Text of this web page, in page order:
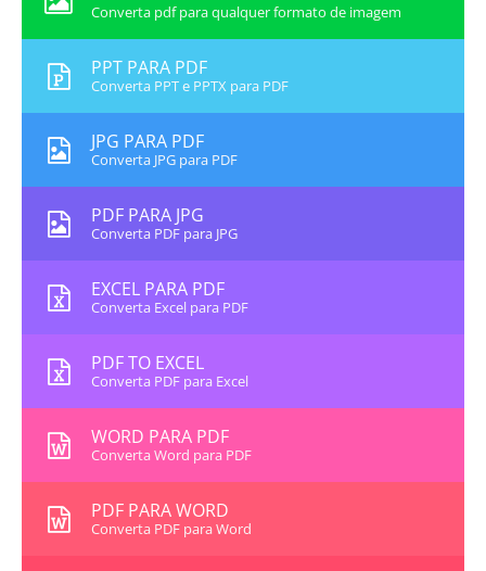
Converta pdf para qualquer formato de imagem
PPT PARA PDF
Converta PPT e PPTX para PDF
JPG PARA PDF
Converta JPG para PDF
PDF PARA JPG
Converta PDF para JPG
EXCEL PARA PDF
Converta Excel para PDF
PDF TO EXCEL
Converta PDF para Excel
WORD PARA PDF
Converta Word para PDF
PDF PARA WORD
Converta PDF para Word